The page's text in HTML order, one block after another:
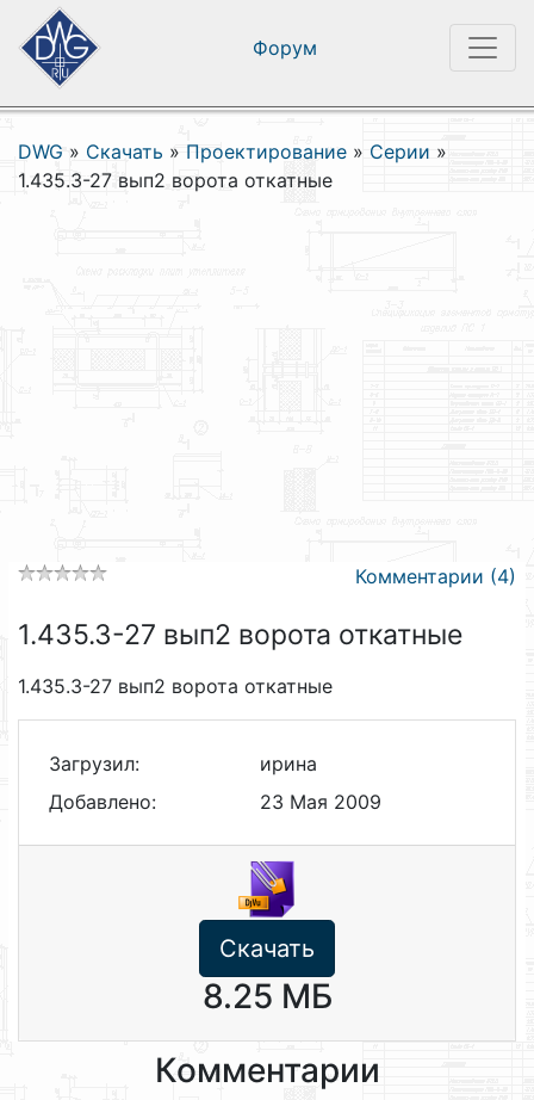
Форум
DWG » Скачать » Проектирование » Серии »
1.435.3-27 вып2 ворота откатные
Комментарии (4)
1.435.3-27 вып2 ворота откатные
1.435.3-27 вып2 ворота откатные
Загрузил:
ирина
Добавлено:
23 Мая 2009
Скачать
8.25 МБ
Комментарии